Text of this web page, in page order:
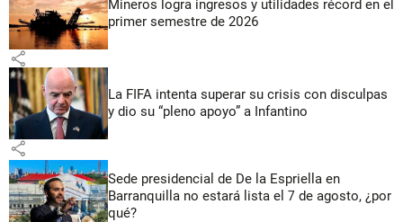
Mineros logra ingresos y utilidades récord en el
primer semestre de 2026
share
La FIFA intenta superar su crisis con disculpas
y dio su “pleno apoyo” a Infantino
share
Sede presidencial de De la Espriella en
Barranquilla no estará lista el 7 de agosto, ¿por
qué?